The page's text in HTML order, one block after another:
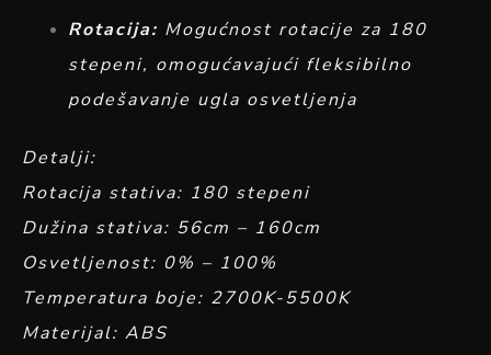
Rotacija: Mogućnost rotacije za 180
stepeni, omogućavajući fleksibilno
podešavanje ugla osvetljenja
Detalji:
Rotacija stativa: 180 stepeni
Dužina stativa: 56cm – 160cm
Osvetljenost: 0% – 100%
Temperatura boje: 2700K-5500K
Materijal: ABS